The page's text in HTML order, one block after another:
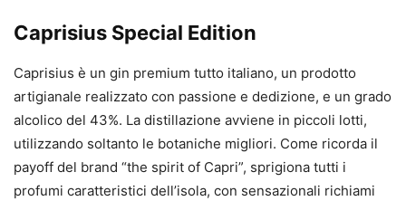
Caprisius Special Edition
Caprisius è un gin premium tutto italiano, un prodotto
artigianale realizzato con passione e dedizione, e un grado
alcolico del 43%. La distillazione avviene in piccoli lotti,
utilizzando soltanto le botaniche migliori. Come ricorda il
payoff del brand “the spirit of Capri”, sprigiona tutti i
profumi caratteristici dell’isola, con sensazionali richiami